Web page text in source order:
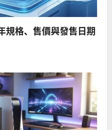
規格、售價與發售日期